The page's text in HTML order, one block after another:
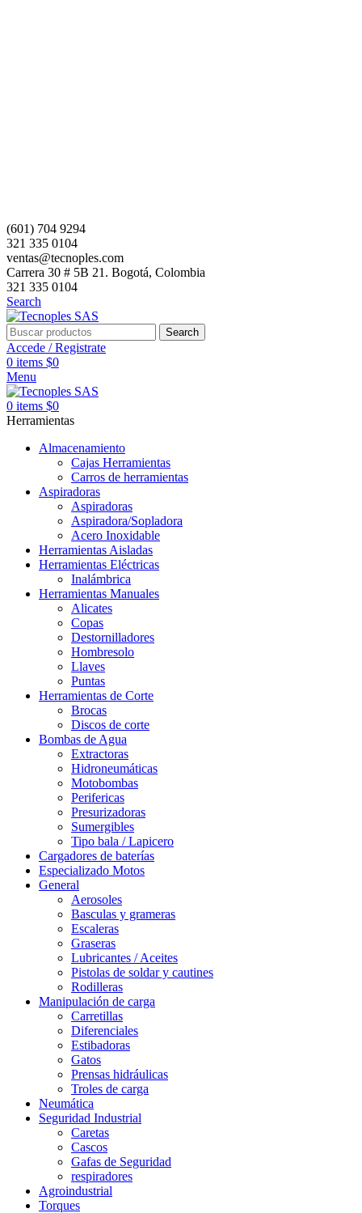
(601) 704 9294
321 335 0104
ventas@tecnoples.com
Carrera 30 # 5B 21. Bogotá, Colombia
321 335 0104
Search
Search
Accede / Registrate
0 items $0
Menu
0 items $0
Herramientas
Almacenamiento
Cajas Herramientas
Carros de herramientas
Aspiradoras
Aspiradoras
Aspiradora/Sopladora
Acero Inoxidable
Herramientas Aisladas
Herramientas Eléctricas
Inalámbrica
Herramientas Manuales
Alicates
Copas
Destornilladores
Hombresolo
Llaves
Puntas
Herramientas de Corte
Brocas
Discos de corte
Bombas de Agua
Extractoras
Hidroneumáticas
Motobombas
Perifericas
Presurizadoras
Sumergibles
Tipo bala / Lapicero
Cargadores de baterías
Especializado Motos
General
Aerosoles
Basculas y grameras
Escaleras
Graseras
Lubricantes / Aceites
Pistolas de soldar y cautines
Rodilleras
Manipulación de carga
Carretillas
Diferenciales
Estibadoras
Gatos
Prensas hidráulicas
Troles de carga
Neumática
Seguridad Industrial
Caretas
Cascos
Gafas de Seguridad
respiradores
Agroindustrial
Torques